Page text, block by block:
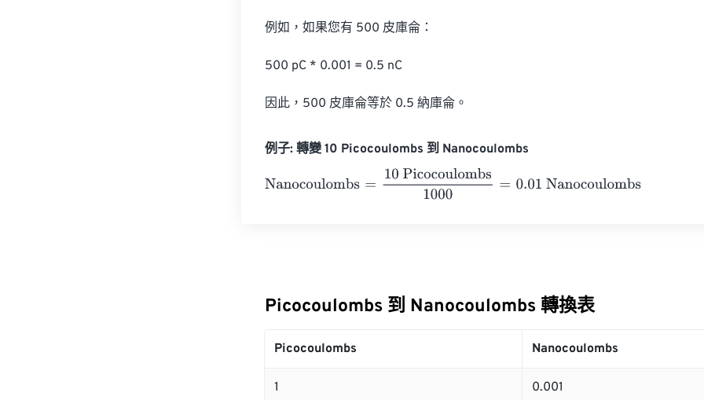
例如，如果您有 500 皮庫侖：
500 pC * 0.001 = 0.5 nC
因此，500 皮庫侖等於 0.5 納庫侖。
例子: 轉變 10 Picocoulombs 到 Nanocoulombs
Nanocoulombs
10 Picocoulombs1000=0.01 Nanocoulombs
Picocoulombs 到 Nanocoulombs 轉換表
Picocoulombs Nanocoulombs
1 0.001